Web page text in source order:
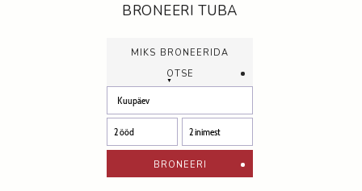
BRONEERI TUBA
miks broneerida
otse
broneeri